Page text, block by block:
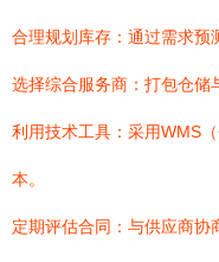
合理规划库存：通过需求预
选择综合服务商：打包仓储
利用技术工具：采用WMS
本。
定期评估合同：与供应商协